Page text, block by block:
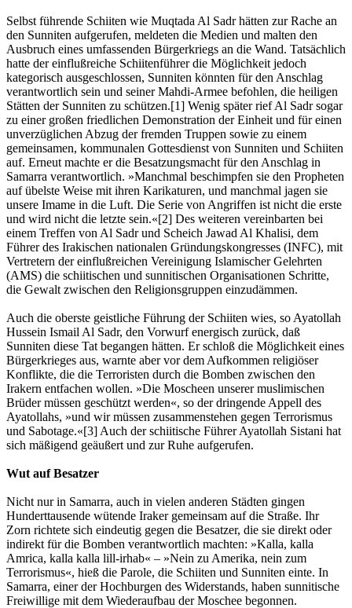
Selbst führende Schiiten wie Muqtada Al Sadr hätten zur Rache an
den Sunniten aufgerufen, meldeten die Medien und malten den
Ausbruch eines umfassenden Bürgerkriegs an die Wand. Tatsächlich
hatte der einflußreiche Schiitenführer die Möglichkeit jedoch
kategorisch ausgeschlossen, Sunniten könnten für den Anschlag
verantwortlich sein und seiner Mahdi-Armee befohlen, die heiligen
Stätten der Sunniten zu schützen.[1] Wenig später rief Al Sadr sogar
zu einer großen friedlichen Demonstration der Einheit und für einen
unverzüglichen Abzug der fremden Truppen sowie zu einem
gemeinsamen, kommunalen Gottesdienst von Sunniten und Schiiten
auf. Erneut machte er die Besatzungsmacht für den Anschlag in
Samarra verantwortlich. »Manchmal beschimpfen sie den Propheten
auf übelste Weise mit ihren Karikaturen, und manchmal jagen sie
unsere Imame in die Luft. Die Serie von Angriffen ist nicht die erste
und wird nicht die letzte sein.«[2] Des weiteren vereinbarten bei
einem Treffen von Al Sadr und Scheich Jawad Al Khalisi, dem
Führer des Irakischen nationalen Gründungskongresses (INFC), mit
Vertretern der einflußreichen Vereinigung Islamischer Gelehrten
(AMS) die schiitischen und sunnitischen Organisationen Schritte,
die Gewalt zwischen den Religionsgruppen einzudämmen.
Auch die oberste geistliche Führung der Schiiten wies, so Ayatollah
Hussein Ismail Al Sadr, den Vorwurf energisch zurück, daß
Sunniten diese Tat begangen hätten. Er schloß die Möglichkeit eines
Bürgerkrieges aus, warnte aber vor dem Aufkommen religiöser
Konflikte, die die Terroristen durch die Bomben zwischen den
Irakern entfachen wollen. »Die Moscheen unserer muslimischen
Brüder müssen geschützt werden«, so der dringende Appell des
Ayatollahs, »und wir müssen zusammenstehen gegen Terrorismus
und Sabotage.«[3] Auch der schiitische Führer Ayatollah Sistani hat
sich mäßigend geäußert und zur Ruhe aufgerufen.
Wut auf Besatzer
Nicht nur in Samarra, auch in vielen anderen Städten gingen
Hunderttausende wütende Iraker gemeinsam auf die Straße. Ihr
Zorn richtete sich eindeutig gegen die Besatzer, die sie direkt oder
indirekt für die Bomben verantwortlich machten: »Kalla, kalla
Amrica, kalla kalla lill-irhab« – »Nein zu Amerika, nein zum
Terrorismus«, hieß die Parole, die Schiiten und Sunniten einte. In
Samarra, einer der Hochburgen des Widerstands, haben sunnitische
Freiwillige mit dem Wiederaufbau der Moschee begonnen.